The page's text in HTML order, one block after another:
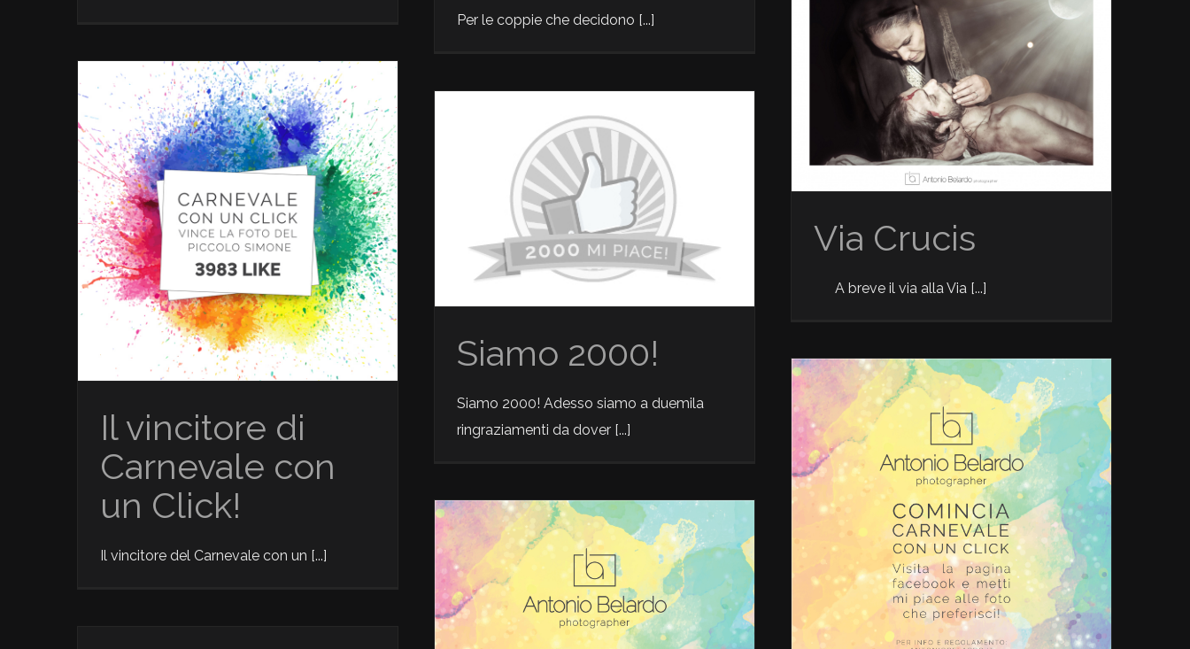
Per le coppie che decidono [...]
News
Via Crucis
A breve il via alla Via [...]
Carnevale
Il vincitore di
Carnevale con
un Click!
Il vincitore del Carnevale con un [...]
2000 likes
Siamo 2000!
Siamo 2000! Adesso siamo a duemila
ringraziamenti da dover [...]
Carnevale